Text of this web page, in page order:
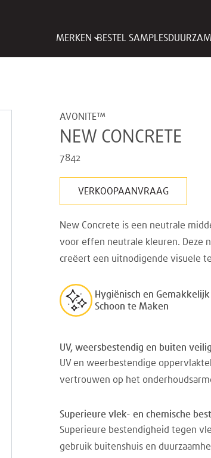
MERKEN BESTEL SAMPLES
AVONITE™
NEW CONCRETE
7842
VERKOOPAANVRAAG
New Concrete is een neutrale
voor effen neutrale kleuren. Deze
creëert een uitnodigende visuele
Hygiënisch en Gemakkelijk
Schoon te Maken
UV, weersbestendig en buiten veilig
UV en weerbestendige
vertrouwen op het
Superieure vlek- en chemische
Superieure bestendigheid tegen
gebruik buitenshuis en